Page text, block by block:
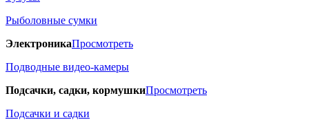
Рыболовные сумки
ЭлектроникаПросмотреть
Подводные видео-камеры
Подсачки, садки, кормушкиПросмотреть
Подсачки и садки